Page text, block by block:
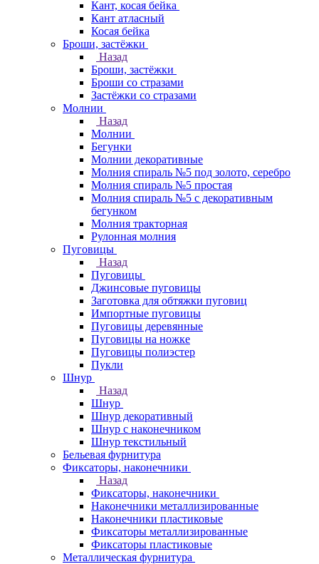
Кант, косая бейка
Кант атласный
Косая бейка
Броши, застёжки
Назад
Броши, застёжки
Броши со стразами
Застёжки со стразами
Молнии
Назад
Молнии
Бегунки
Молнии декоративные
Молния спираль №5 под золото, серебро
Молния спираль №5 простая
Молния спираль №5 с декоративным
бегунком
Молния тракторная
Рулонная молния
Пуговицы
Назад
Пуговицы
Джинсовые пуговицы
Заготовка для обтяжки пуговиц
Импортные пуговицы
Пуговицы деревянные
Пуговицы на ножке
Пуговицы полиэстер
Пукли
Шнур
Назад
Шнур
Шнур декоративный
Шнур с наконечником
Шнур текстильный
Бельевая фурнитура
Фиксаторы, наконечники
Назад
Фиксаторы, наконечники
Наконечники металлизированные
Наконечники пластиковые
Фиксаторы металлизированные
Фиксаторы пластиковые
Металлическая фурнитура